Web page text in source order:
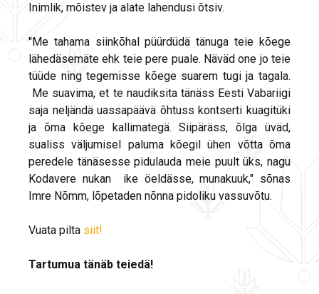
Inimlik, mõistev ja alate lahendusi õtsiv.
"Me tahama siinkõhal püürdüdä tänuga teie kõege
lähedäsemäte ehk teie pere puale. Näväd one jo teie
tüüde ning tegemisse kõege suarem tugi ja tagala.
Me suavima, et te naudiksita tänäss Eesti Vabariigi
saja neljändä uassapäävä õhtuss kontserti kuagitüki
ja õma kõege kallimategä. Siipäräss, õlga üväd,
sualiss väljumisel paluma kõegil ühen võtta õma
peredele tänäsesse pidulauda meie puult üks, nagu
Kodavere nukan ike öeldässe, munakuuk," sõnas
Imre Nõmm, lõpetaden nõnna pidoliku vassuvõtu.
Vuata pilta siit!
Tartumua tänäb teiedä!